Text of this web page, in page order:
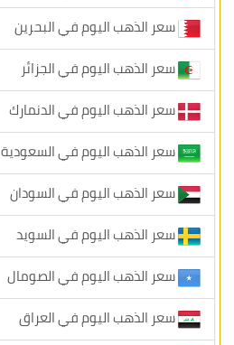
سعر الذهب اليوم في البحرين
سعر الذهب اليوم في الجزائر
سعر الذهب اليوم في الدنمارك
سعر الذهب اليوم في السعودية
سعر الذهب اليوم في السودان
سعر الذهب اليوم في السويد
سعر الذهب اليوم في الصومال
سعر الذهب اليوم في العراق